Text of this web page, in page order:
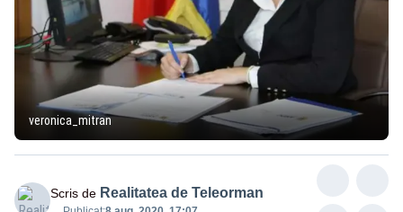
veronica_mitran
Scris de Realitatea de Teleorman